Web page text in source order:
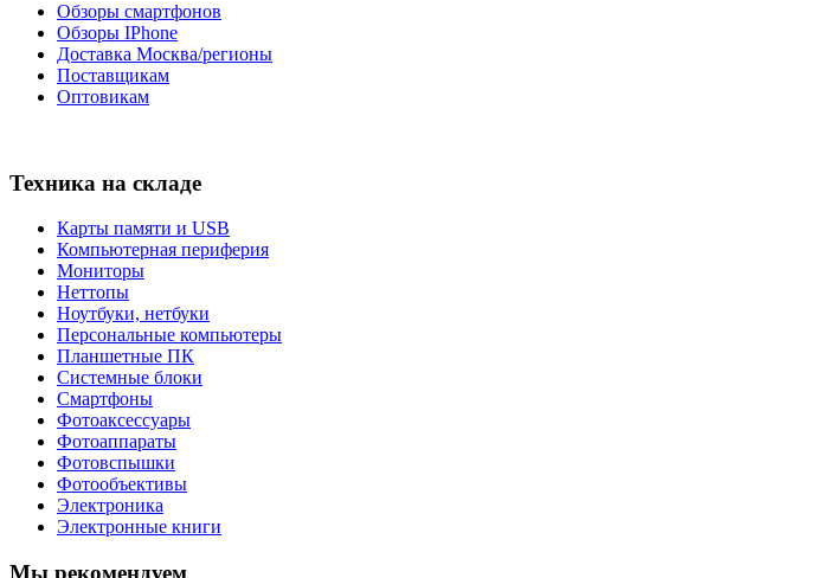
Обзоры смартфонов
Обзоры IPhone
Доставка Москва/регионы
Поставщикам
Оптовикам
Техника на складе
Карты памяти и USB
Компьютерная периферия
Мониторы
Неттопы
Ноутбуки, нетбуки
Персональные компьютеры
Планшетные ПК
Системные блоки
Смартфоны
Фотоаксессуары
Фотоаппараты
Фотовспышки
Фотообъективы
Электроника
Электронные книги
Мы рекомендуем